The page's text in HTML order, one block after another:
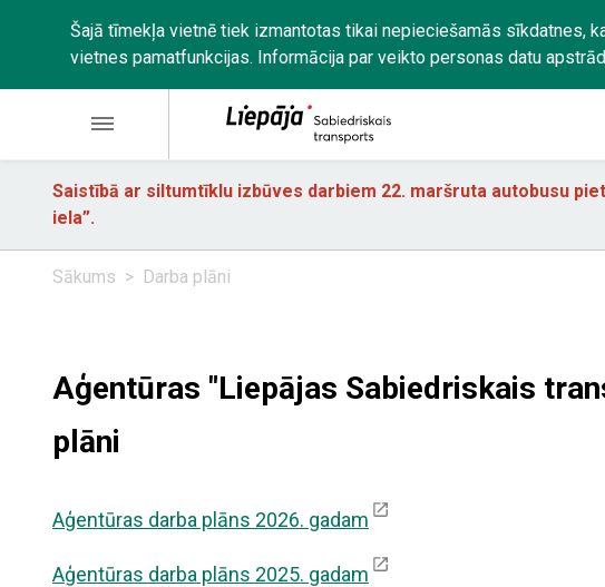
Šajā tīmekļa vietnē tiek izmantotas tikai nepieciešamās sīkdatnes,
vietnes pamatfunkcijas. Informācija par veikto personas datu
Saistībā ar siltumtīklu izbūves darbiem 22. maršruta autobusu
iela”.
Sākums Darba plāni
Aģentūras "Liepājas Sabiedriskais
plāni
Aģentūras darba plāns 2026. gadam
Aģentūras darba plāns 2025. gadam